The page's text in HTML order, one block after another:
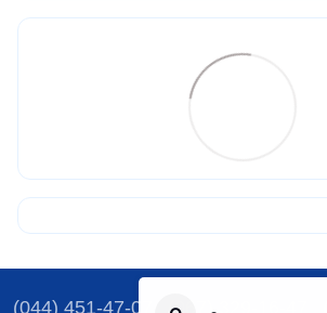
(044) 451-47-07 (067) 329-16-47